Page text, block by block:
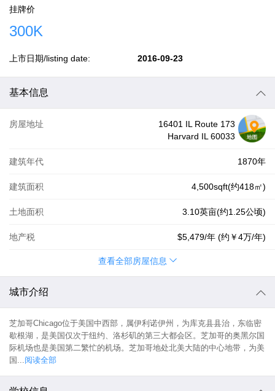
挂牌价
300K
上市日期/listing date: 2016-09-23
基本信息
房屋地址
16401 IL Route 173
Harvard IL 60033
建筑年代 1870年
建筑面积 4,500sqft(约418㎡)
土地面积 3.10英亩(约1.25公顷)
地产税 $5,479/年 (约 ￥4万/年)
查看全部房屋信息
城市介绍
芝加哥Chicago位于美国中西部，属伊利诺伊州，为库克县县治，东临密
歇根湖，是美国仅次于纽约、洛杉矶的第三大都会区。芝加哥的奥黑尔国
际机场也是美国第二繁忙的机场。芝加哥地处北美大陆的中心地带，为美
国...阅读全部